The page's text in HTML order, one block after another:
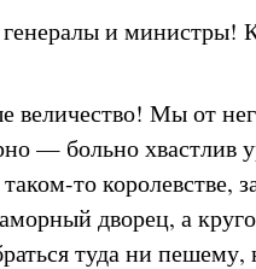
и министры!
величество! Мы от
— больно хвастлив
то королевстве,
дворец, а
туда ни